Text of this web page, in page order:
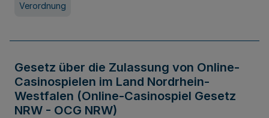
Verordnung
Gesetz über die Zulassung von Online-
Casinospielen im Land Nordrhein-
Westfalen (Online-Casinospiel Gesetz
NRW - OCG NRW)